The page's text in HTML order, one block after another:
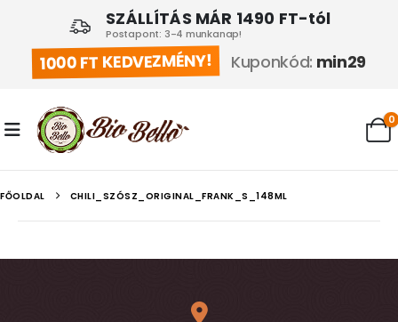
SZÁLLÍTÁS MÁR 1490 FT-tól
Postapont: 3-4 munkanap!
1000 FT KEDVEZMÉNY! Kuponkód: min29
0
FŐOLDAL CHILI_SZÓSZ_ORIGINAL_FRANK_S_148ML